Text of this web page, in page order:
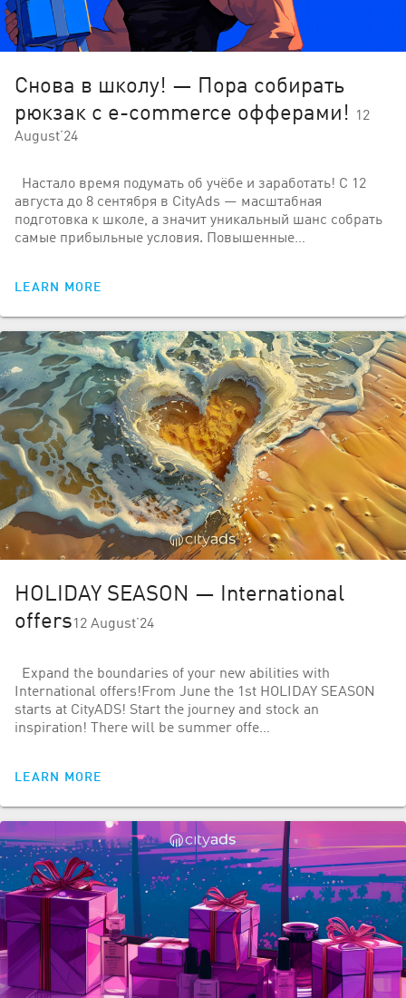
Снова в школу! — Пора собирать
рюкзак с e-commerce офферами!
12
August’24
Настало время подумать об учёбе и заработать! С 12
августа до 8 сентября в CityAds — масштабная
подготовка к школе, а значит уникальный шанс собрать
самые прибыльные условия. Повышенные…
LEARN MORE
HOLIDAY SEASON — International
offers12 August’24
Expand the boundaries of your new abilities with
International offers!From June the 1st HOLIDAY SEASON
starts at CityADS! Start the journey and stock an
inspiration! There will be summer offe…
LEARN MORE